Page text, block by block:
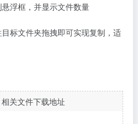
浮框，并显示文件数量
标文件夹拖拽即可实现复制，适
相关文件下载地址